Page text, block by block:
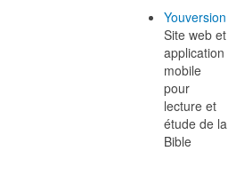
Youversion
Site web et
application
mobile
pour
lecture et
étude de la
Bible